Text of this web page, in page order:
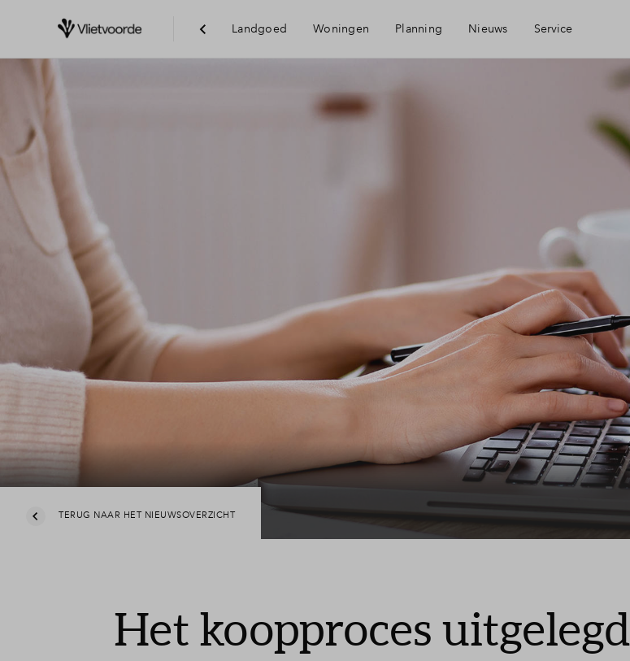
Landgoed Woningen Planning Nieuws Service
Woning kopen
Leeswijzer
Veelgestelde vragen
TERUG NAAR HET NIEUWSOVERZICHT
Het koopproces uitgelegd